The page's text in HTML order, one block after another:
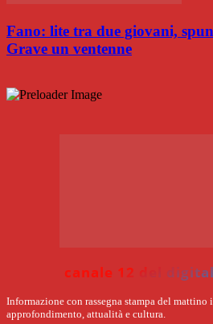
Fano: lite tra due giovani,
Grave un ventenne
canale 12 del
Informazione con rassegna stampa del
approfondimento, attualità e cultura.